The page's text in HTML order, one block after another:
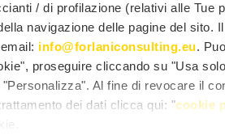
/ di profilazione (relativi alle Tue
navigazione delle pagine del sito.
info@forlaniconsulting.eu.
proseguire cliccando su "Usa
Al fine di revocare il
dei dati clicca qui: "cookie